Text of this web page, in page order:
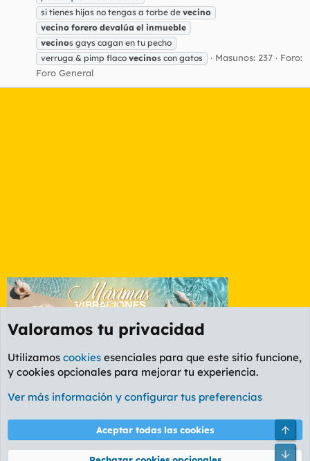
si tienes hijas no tengas a torbe de vecino
vecino forero devalúa el inmueble
vecinos gays cagan en tu pecho
verruga & pimp flaco vecinos con gatos Masunos: 237
Foro:
Foro General
Etiquetas
Cookies
PL OLDSTYLE AMARILLO
Términos y reglas Política de privacidad Ayuda
Valoramos tu privacidad
Utilizamos cookies esenciales para que este sitio funcione,
y cookies opcionales para mejorar tu experiencia.
Ver más información y configurar tus preferencias
Aceptar todas las cookies
Pie